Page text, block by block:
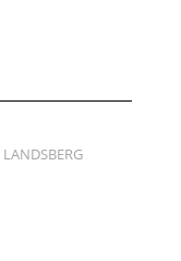
LANDSBERG